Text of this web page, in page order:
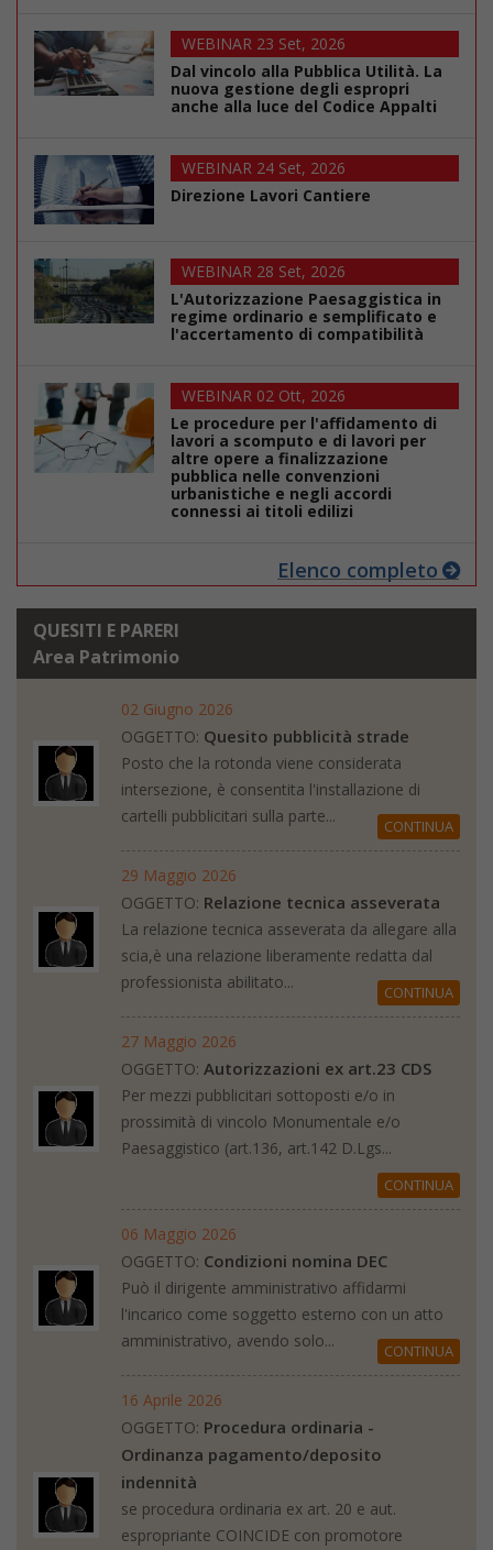
WEBINAR 23 Set, 2026
Dal vincolo alla Pubblica Utilità. La
nuova gestione degli espropri
anche alla luce del Codice Appalti
WEBINAR 24 Set, 2026
Direzione Lavori Cantiere
WEBINAR 28 Set, 2026
L'Autorizzazione Paesaggistica in
regime ordinario e semplificato e
l'accertamento di compatibilità
WEBINAR 02 Ott, 2026
Le procedure per l'affidamento di
lavori a scomputo e di lavori per
altre opere a finalizzazione
pubblica nelle convenzioni
urbanistiche e negli accordi
connessi ai titoli edilizi
Elenco completo
QUESITI E PARERI
Area Patrimonio
02 Giugno 2026
OGGETTO: Quesito pubblicità strade
Posto che la rotonda viene considerata
intersezione, è consentita l'installazione di
cartelli pubblicitari sulla parte...
CONTINUA
29 Maggio 2026
OGGETTO: Relazione tecnica asseverata
La relazione tecnica asseverata da allegare alla
scia,è una relazione liberamente redatta dal
professionista abilitato...
CONTINUA
27 Maggio 2026
OGGETTO: Autorizzazioni ex art.23 CDS
Per mezzi pubblicitari sottoposti e/o in
prossimità di vincolo Monumentale e/o
Paesaggistico (art.136, art.142 D.Lgs...
CONTINUA
06 Maggio 2026
OGGETTO: Condizioni nomina DEC
Può il dirigente amministrativo affidarmi
l'incarico come soggetto esterno con un atto
amministrativo, avendo solo...
CONTINUA
16 Aprile 2026
OGGETTO: Procedura ordinaria -
Ordinanza pagamento/deposito
indennità
se procedura ordinaria ex art. 20 e aut.
espropriante COINCIDE con promotore